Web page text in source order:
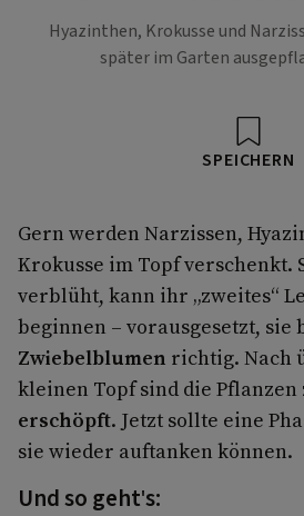
Hyazinthen, Krokusse und
später im Garten
SPEICHERN
Gern werden Narzissen,
Krokusse im Topf verschenkt.
verblüht, kann ihr „zweites“
beginnen – vorausgesetzt, sie
Zwiebelblumen richtig. Nach
kleinen Topf sind die
erschöpft. Jetzt sollte eine
sie wieder auftanken können.
Und so geht's: